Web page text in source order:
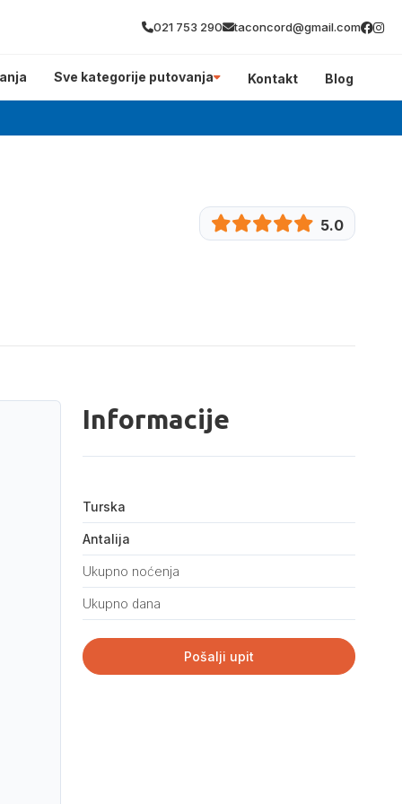
021 753 290 taconcord@gmail.com
Sve kategorije putovanja Kontakt Blog
5.0
Informacije
Turska
Antalija
Ukupno noćenja
Ukupno dana
Pošalji upit